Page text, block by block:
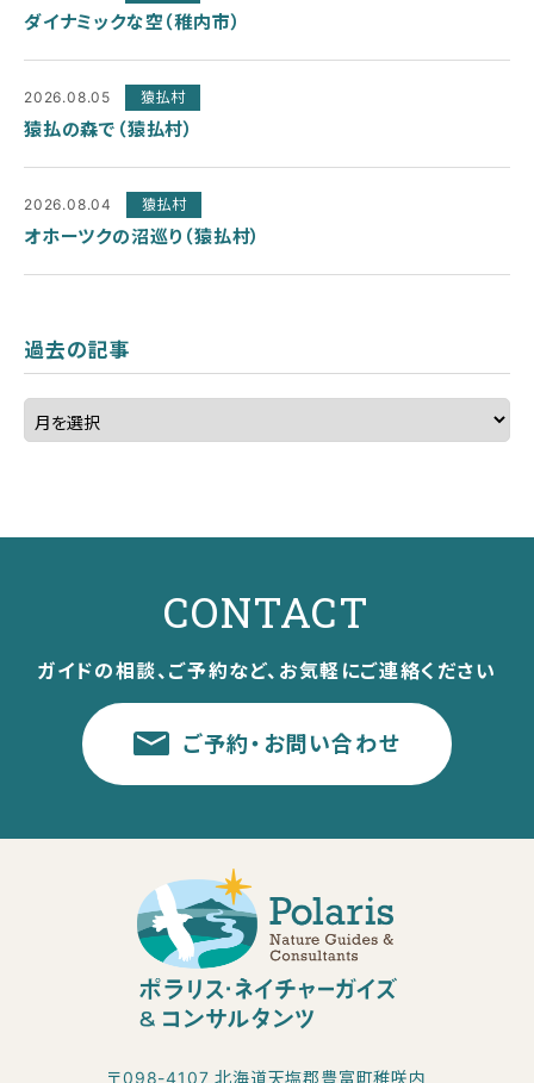
ダイナミックな空（稚内市）
2026.08.05 猿払村
猿払の森で（猿払村）
2026.08.04 猿払村
オホーツクの沼巡り（猿払村）
過去の記事
CONTACT
ガイドの相談、ご予約など、お気軽にご連絡ください
ご予約・お問い合わせ
〒098-4107 北海道天塩郡豊富町稚咲内